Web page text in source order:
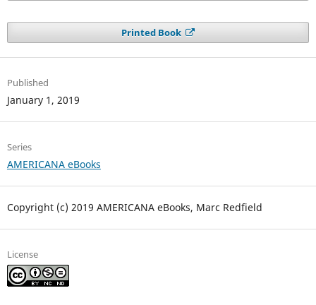
Printed Book
Published
January 1, 2019
Series
AMERICANA eBooks
Copyright (c) 2019 AMERICANA eBooks, Marc Redfield
License